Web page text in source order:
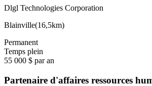
Dlgl Technologies Corporation
Blainville(16,5km)
Permanent
Temps plein
55 000 $ par an
Partenaire d'affaires ressources